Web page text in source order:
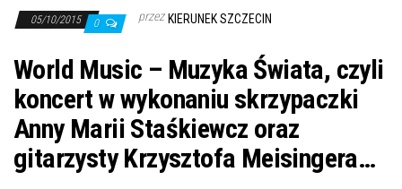
05/10/2015 0 przez KIERUNEK SZCZECIN
World Music – Muzyka Świata, czyli
koncert w wykonaniu skrzypaczki
Anny Marii Staśkiewcz oraz
gitarzysty Krzysztofa Meisingera…